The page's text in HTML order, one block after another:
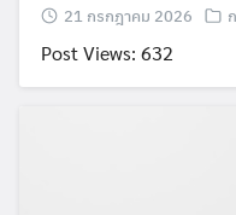
21 กรกฎาคม 2026
Post Views: 632